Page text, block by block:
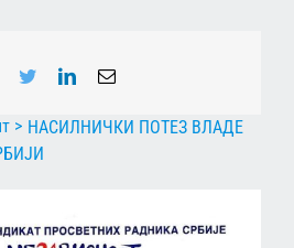
Facebook
TwitterLinkedInEmail
НАСИЛНИЧКИ ПОТЕЗ ВЛАДЕ